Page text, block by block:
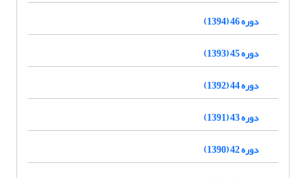
دوره 46 (1394)
دوره 45 (1393)
دوره 44 (1392)
دوره 43 (1391)
دوره 42 (1390)